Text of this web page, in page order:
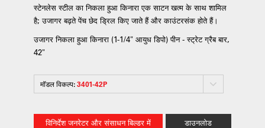
स्टेनलेस स्टील का निकला हुआ किनारा एक साटन खत्म के साथ शामिल
है; उजागर बढ़ते पेंच छेद ड्रिल किए जाते हैं और काउंटरसंक होते हैं।
उजागर निकला हुआ किनारा (1-1/4" आयुध डिपो) पीन - स्ट्रेट ग्रैब बार,
42"
मॉडल विकल्प:3401-42P
विनिर्देश जनरेटर और संसाधन बिल्डर में
डाउनलोड